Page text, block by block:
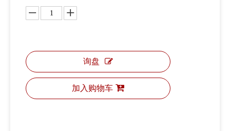
询盘
加入购物车